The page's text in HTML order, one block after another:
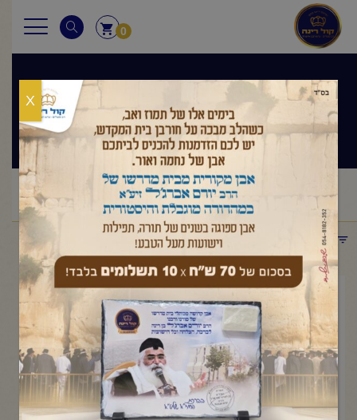
0
שיעורי הרב
שיעורי הרב/מסר יומי/הרב יורם אברג'ל-המסר
היומי-הירושה של ליל שבועות- א' סיון תשפ"ו
תפריט קטגוריות
הרב יורם אברג'ל-המסר
היומי-הירושה של ליל שבועות- א'
סיון תשפ"ו
מאי 17, 2026
X